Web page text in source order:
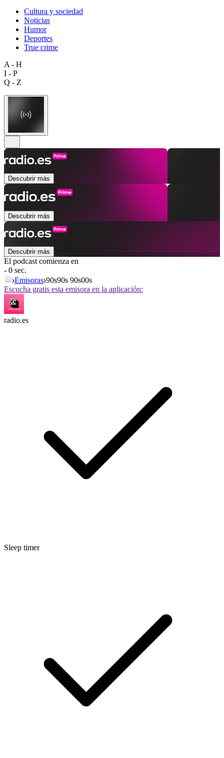
Cultura y sociedad
Noticias
Humor
Deportes
True crime
A - H
I - P
Q - Z
Descubrir más
Descubrir más
Descubrir más
El podcast comienza en
- 0 sec.
Emisoras 90s90s 90s00s
Escucha gratis esta emisora en la aplicación:
radio.es
Sleep timer